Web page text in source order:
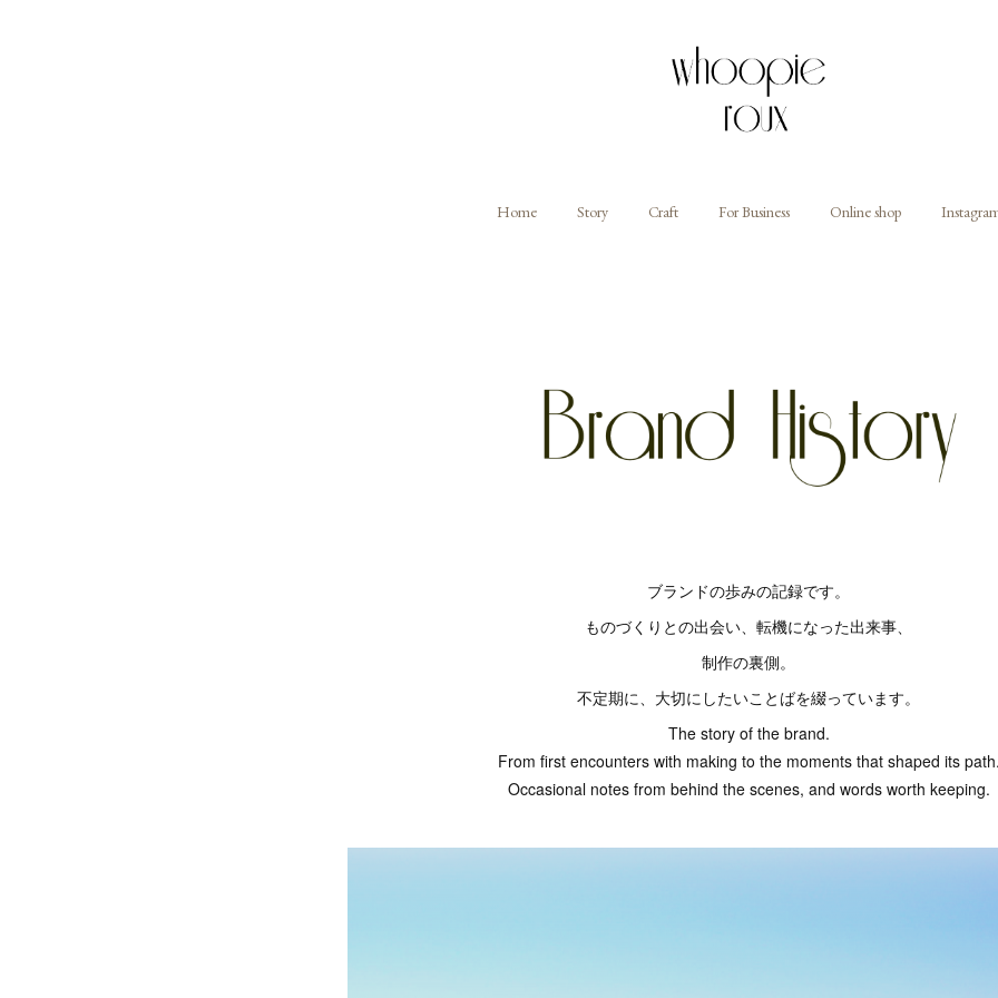
Home Story Craft For Business Online shop
ブランドの歩みの記録です。
ものづくりとの出会い、転機になった出来事、
制作の裏側。
不定期に、大切にしたいことばを綴っています。
The story of the brand.
From first encounters with making to the moments that shaped its
Occasional notes from behind the scenes, and words worth keeping.